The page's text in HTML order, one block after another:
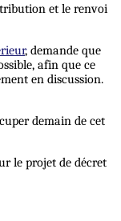
et le renvoi
, demande que
afin que ce
en discussion.
demain de cet
le projet de décret